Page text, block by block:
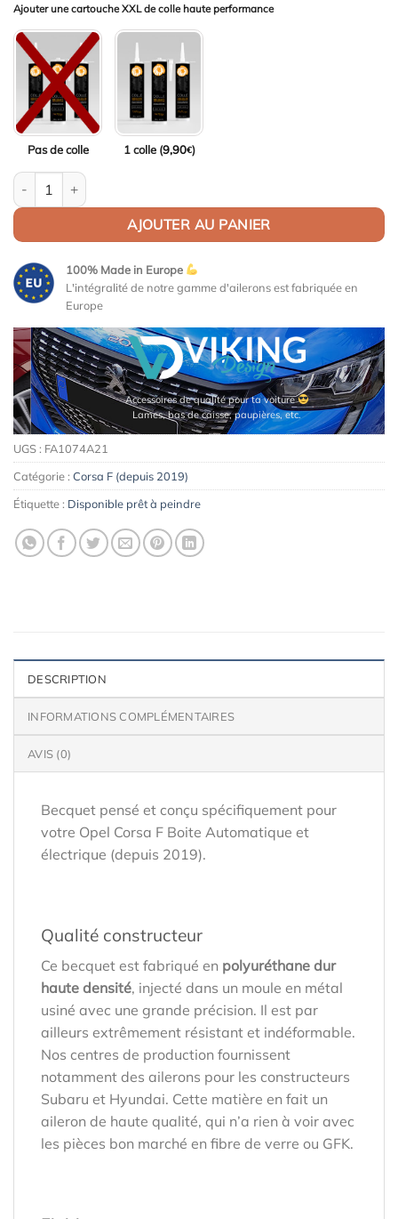
Ajouter une cartouche XXL de colle haute performance
Pas de colle 1 colle (9,90€)
quantité de Aileron / Becquet GSport pour Opel Corsa F Boite
AJOUTER AU PANIER
100% Made in Europe
L'intégralité de notre gamme d'ailerons est fabriquée en
Europe
de qualité pour ta voiture
bas de caisse, paupières, etc.
UGS : FA1074A21
Catégorie : Corsa F (depuis 2019)
Étiquette : Disponible prêt à peindre
DESCRIPTION
INFORMATIONS COMPLÉMENTAIRES
AVIS (0)
Becquet pensé et conçu spécifiquement pour
votre Opel Corsa F Boite Automatique et
électrique (depuis 2019).
Qualité constructeur
Ce becquet est fabriqué en polyuréthane dur
haute densité, injecté dans un moule en métal
usiné avec une grande précision. Il est par
ailleurs extrêmement résistant et indéformable.
Nos centres de production fournissent
notamment des ailerons pour les constructeurs
Subaru et Hyundai. Cette matière en fait un
aileron de haute qualité, qui n’a rien à voir avec
les pièces bon marché en fibre de verre ou GFK.